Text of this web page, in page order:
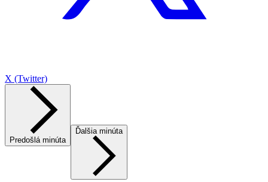
X (Twitter)
Predošlá minúta
Ďalšia minúta